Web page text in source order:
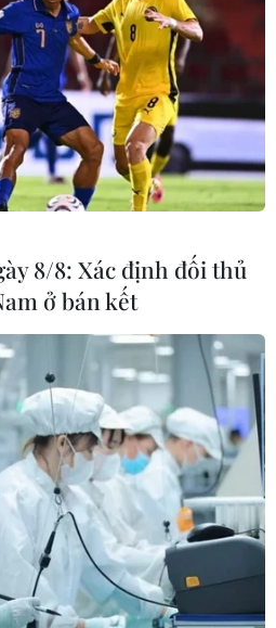
#kem nền #trang điểm
8/8: Xác định đối thủ
ở bán kết